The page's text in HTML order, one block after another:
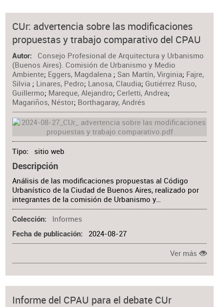
Autor
Colaborador
Materia
CUr: advertencia sobre las modificaciones
propuestas y trabajo comparativo del CPAU
Autor
Consejo Profesional de Arquitectura y Urbanismo
(Buenos Aires). Comisión de Urbanismo y Medio
Ambiente; Eggers, Magdalena ; San Martín, Virginia; Fajre,
Silvia ; Linares, Pedro; Lanosa, Claudia; Gutiérrez Ruso,
Guillermo; Mareque, Alejandro; Cerletti, Andrea;
Magariños, Néstor; Borthagaray, Andrés
Tipo sitio web
Descripción
Análisis de las modificaciones propuestas al Código
Urbanístico de la Ciudad de Buenos Aires, realizado por
integrantes de la comisión de Urbanismo y…
Colección Informes
Fecha de publicación 2024-08-27
Ver más
Informe del CPAU para el debate CUr